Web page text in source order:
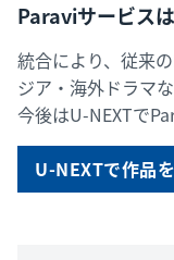
Paraviサービスは
統合により、従来
ジア・海外ドラマ
今後はU-NEXTで
U-NEXTで作品